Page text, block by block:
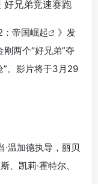
帝国崛起
》发
两个“好兄弟”夺
”。影片将于3月29
·温加德执导，丽贝
、凯莉·霍特尔、